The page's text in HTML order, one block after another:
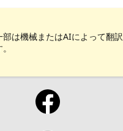
部は機械またはAIによって翻